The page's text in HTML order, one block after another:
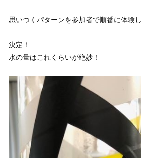
思いつくパターンを参加者で順番に体験
決定！
水の量はこれくらいが絶妙！